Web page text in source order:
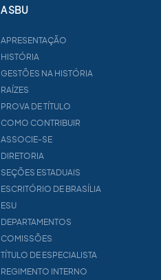
A SBU
APRESENTAÇÃO
HISTÓRIA
GESTÕES NA HISTÓRIA
RAÍZES
PROVA DE TÍTULO
COMO CONTRIBUIR
ASSOCIE-SE
DIRETORIA
SEÇÕES ESTADUAIS
ESCRITÓRIO DE BRASÍLIA
ESU
DEPARTAMENTOS
COMISSÕES
TÍTULO DE ESPECIALISTA
REGIMENTO INTERNO